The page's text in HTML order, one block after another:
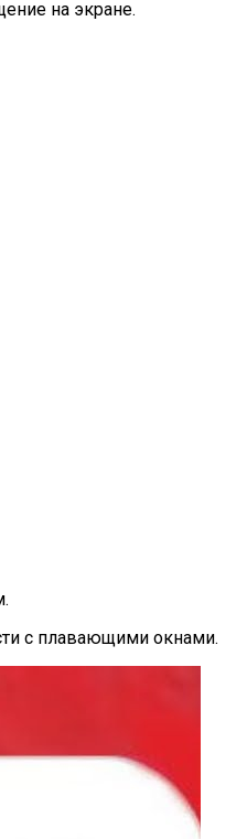
на экране.
с плавающими окнами.